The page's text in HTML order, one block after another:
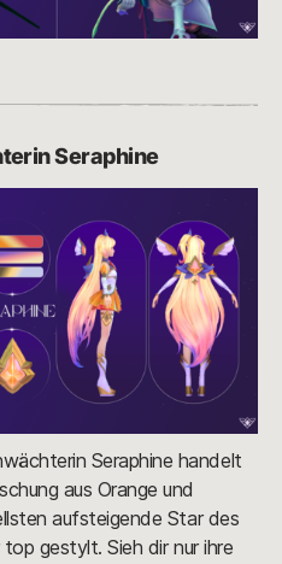
Seraphine
Seraphine handelt
aus Orange und
aufsteigende Star des
gestylt. Sieh dir nur ihre